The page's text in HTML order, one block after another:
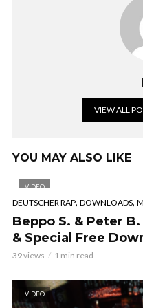
VIEW ALL
YOU MAY ALSO LIKE
VIDEO
DEUTSCHER RAP, DOWNLOADS,
Beppo S. & Peter
& Special Free
39 views 1 min read
VIDEO